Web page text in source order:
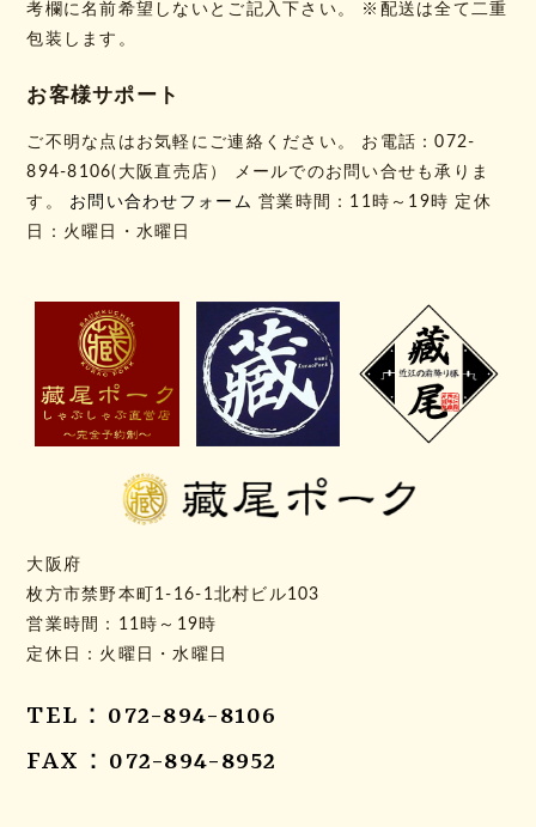
考欄に名前希望しないとご記入下さい。 ※配送は全て二重
包装します。
お客様サポート
ご不明な点はお気軽にご連絡ください。 お電話：072-
894-8106(大阪直売店） メールでのお問い合せも承りま
す。 お問い合わせフォーム 営業時間：11時～19時 定休
日：火曜日・水曜日
大阪府
枚方市禁野本町1-16-1北村ビル103
営業時間：11時～19時
定休日：火曜日・水曜日
TEL：072-894-8106
FAX：072-894-8952